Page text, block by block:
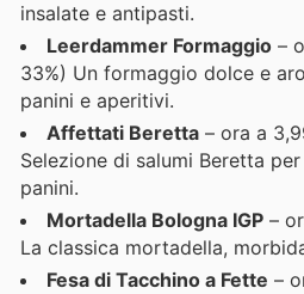
insalate e antipasti.
Leerdammer Formaggio –
33%) Un formaggio dolce e
panini e aperitivi.
Affettati Beretta – ora a
Selezione di salumi Beretta
panini.
Mortadella Bologna IGP –
La classica mortadella,
Fesa di Tacchino a Fette –